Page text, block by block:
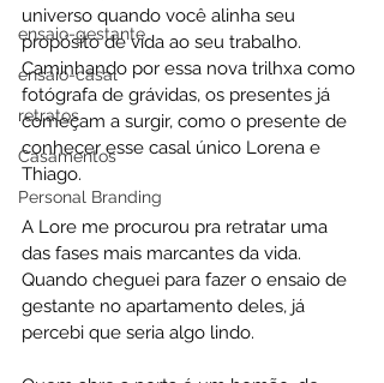
ensaio-gestante
ensaio-casal
retratos
Casamentos
Personal Branding
universo quando você alinha seu
propósito de vida ao seu trabalho.
Caminhando por essa nova trilhxa como
fotógrafa de grávidas, os presentes já
começam a surgir, como o presente de
conhecer esse casal único Lorena e
Thiago.
A Lore me procurou pra retratar uma
das fases mais marcantes da vida.
Quando cheguei para fazer o ensaio de
gestante no apartamento deles, já
percebi que seria algo lindo.